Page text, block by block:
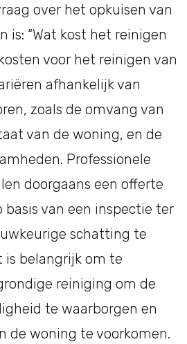
over het opkuisen van
is: “Wat kost het reinigen
voor het reinigen van
afhankelijk van
zoals de omvang van
van de woning, en de
Professionele
doorgaans een offerte
van een inspectie ter
schatting te
is belangrijk om te
reiniging om de
te waarborgen en
de woning te voorkomen.